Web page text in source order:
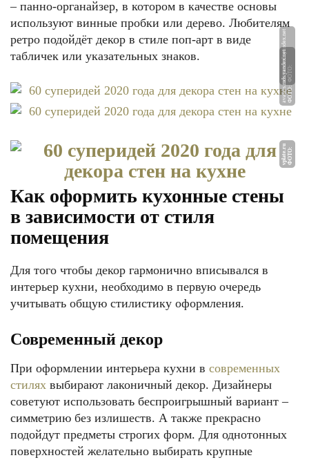
– панно-органайзер, в котором в качестве основы
используют винные пробки или дерево. Любителям
ретро подойдёт декор в стиле поп-арт в виде
табличек или указательных знаков.
Ф
О
Т
О:
a
v
at
a
r
s.
m
d
s.
y
a
n
d
e
x.
n
et
Ф
О
Т
О:
a
v
at
a
r
s.
m
d
s.
y
a
n
d
e
x.
n
et
Ф
О
Т
О
:
v
pl
a
t
e.
r
u
Как оформить кухонные стены
в зависимости от стиля
помещения
Для того чтобы декор гармонично вписывался в
интерьер кухни, необходимо в первую очередь
учитывать общую стилистику оформления.
Современный декор
При оформлении интерьера кухни в современных
стилях выбирают лаконичный декор. Дизайнеры
советуют использовать беспроигрышный вариант –
симметрию без излишеств. А также прекрасно
подойдут предметы строгих форм. Для однотонных
поверхностей желательно выбирать крупные